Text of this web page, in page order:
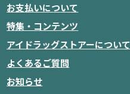
お支払いについて
特集・コンテンツ
アイドラッグストアーについて
よくあるご質問
お知らせ